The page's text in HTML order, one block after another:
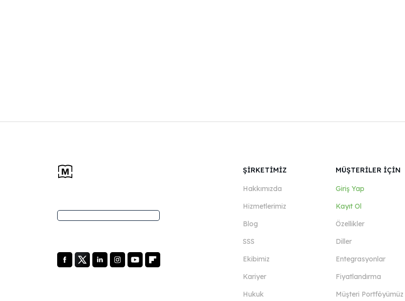
ŞİRKETİMİZ
Hakkımızda
Hizmetlerimiz
Blog
SSS
Ekibimiz
Kariyer
Hukuk
MÜŞTERİLER İÇİN
Giriş Yap
Kayıt Ol
Özellikler
Diller
Entegrasyonlar
Fiyatlandırma
Müşteri Portföyümüz